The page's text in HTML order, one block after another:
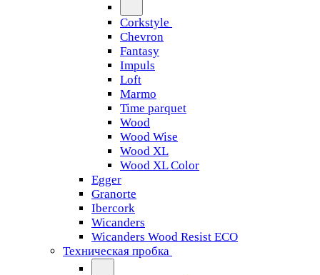
Corkstyle
Chevron
Fantasy
Impuls
Loft
Marmo
Time parquet
Wood
Wood Wise
Wood XL
Wood XL Color
Egger
Granorte
Ibercork
Wicanders
Wicanders Wood Resist ECO
Техническая пробка